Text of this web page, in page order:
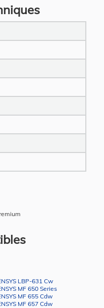
LBP-631 Cw
MF 650 Series
MF 655 Cdw
MF 657 Cdw